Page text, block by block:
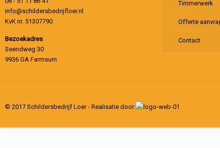
info@schildersbedrijfloer.nl
KvK nr. 51307790
Bezoekadres
Seendweg 30
9936 GA Farmsum
Timmerwerk
Offerte
Contact
© 2017 Schildersbedrijf Loer - Realisatie door